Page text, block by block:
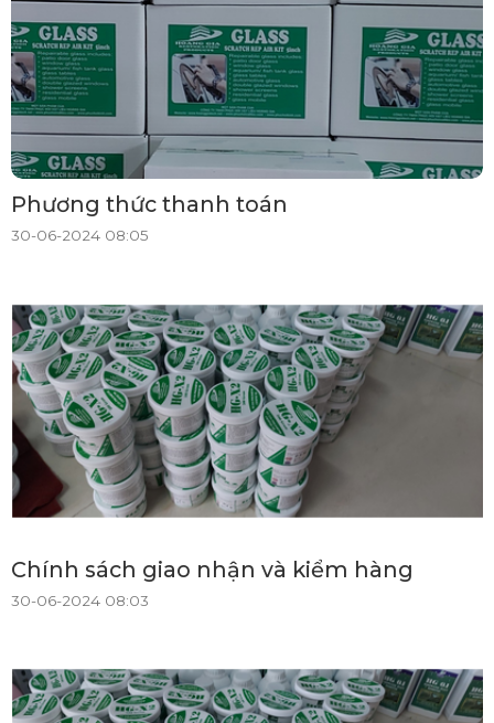
Phương thức thanh toán
30-06-2024 08:05
Chính sách giao nhận và kiểm hàng
30-06-2024 08:03